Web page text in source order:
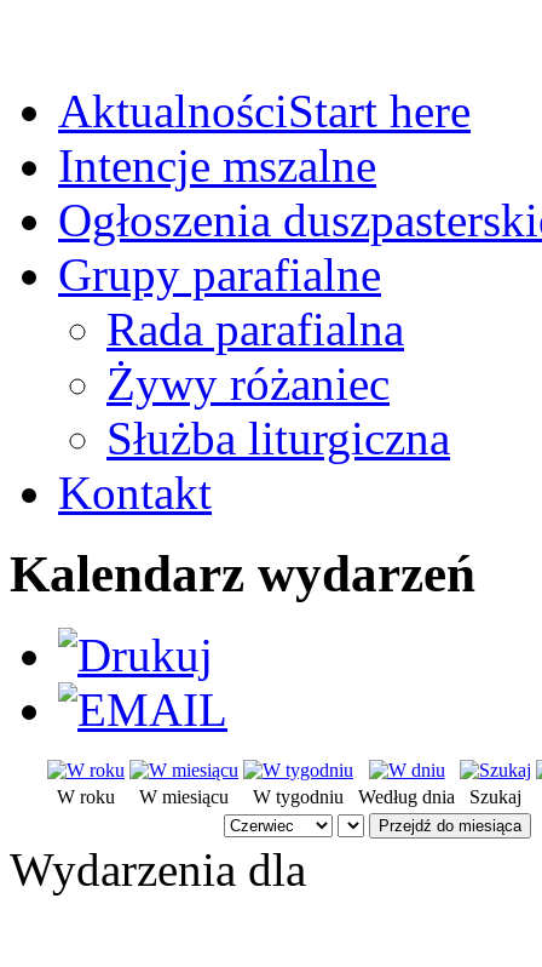
AktualnościStart here
Intencje mszalne
Ogłoszenia
Grupy parafialne
Rada parafialna
Żywy różaniec
Służba liturgiczna
Kontakt
Kalendarz wydarzeń
W roku W miesiącu W tygodniu Według dnia Szukaj
Przejdź do miesiąca
Wydarzenia dla